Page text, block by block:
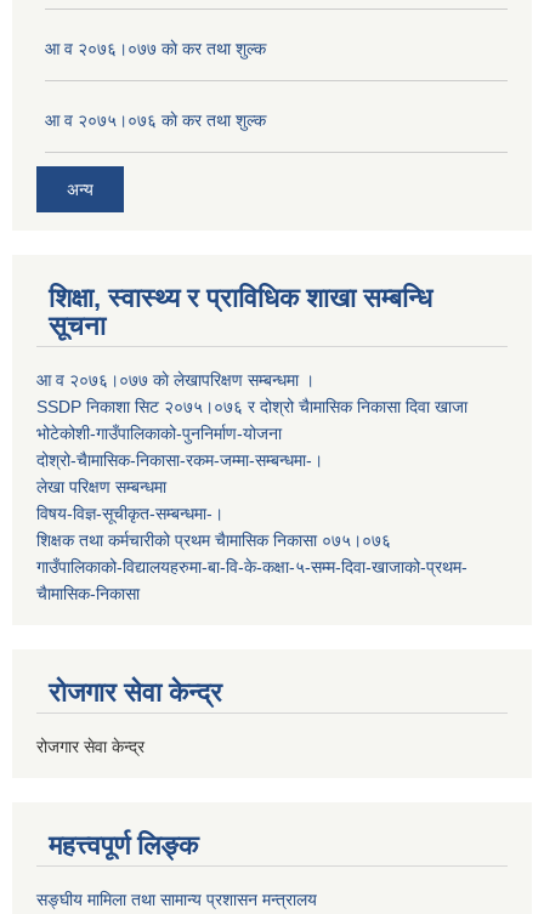
आ व २०७६।०७७ काे कर तथा शुल्क
आ व २०७५।०७६ काे कर तथा शुल्क
अन्य
शिक्षा, स्वास्थ्य र प्राविधिक शाखा सम्बन्धि
सूचना
आ व २०७६।०७७ काे लेखापरिक्षण सम्बन्धमा ।
SSDP निकाशा सिट २०७५।०७६ र दोश्रो चैामासिक निकासा दिवा खाजा
भोटेकोशी-गाउँपालिकाको-पुननिर्माण-योजना
दोश्रो-चैामासिक-निकासा-रकम-जम्मा-सम्बन्धमा-।
लेखा परिक्षण सम्बन्धमा
विषय-विज्ञ-सूचीकृत-सम्बन्धमा-।
शिक्षक तथा कर्मचारीको प्रथम च‌ैामासिक निकासा ०७५।०७६
गाउँपालिकाको-विद्यालयहरुमा-बा-वि-के-कक्षा-५-सम्म-दिवा-खाजाको-प्रथम-
चैामासिक-निकासा
रोजगार सेवा केन्द्र
रोजगार सेवा केन्द्र
महत्त्वपूर्ण लिङ्क
सङ्घीय मामिला तथा सामान्य प्रशासन मन्त्रालय